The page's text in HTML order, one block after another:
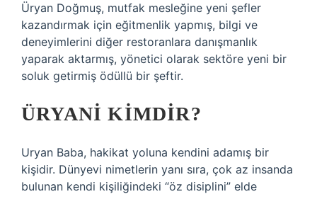
Üryan Doğmuş, mutfak mesleğine yeni şefler
kazandırmak için eğitmenlik yapmış, bilgi ve
deneyimlerini diğer restoranlara danışmanlık
yaparak aktarmış, yönetici olarak sektöre yeni bir
soluk getirmiş ödüllü bir şeftir.
ÜRYANI KIMDIR?
Uryan Baba, hakikat yoluna kendini adamış bir
kişidir. Dünyevi nimetlerin yanı sıra, çok az insanda
bulunan kendi kişiliğindeki “öz disiplini” elde